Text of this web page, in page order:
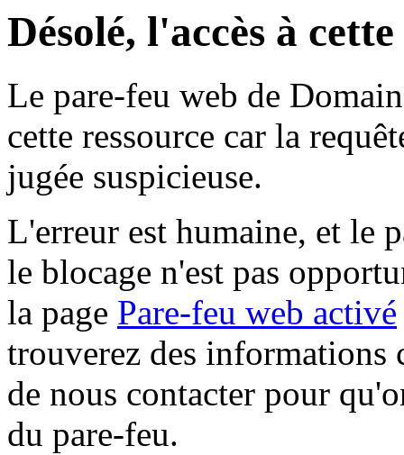
Désolé, l'accès à
Le pare-feu web de
cette ressource car la
jugée suspicieuse.
L'erreur est humaine, et le
le blocage n'est pas
la page Pare-feu web activé
trouverez des informations
de nous contacter pour
du pare-feu.